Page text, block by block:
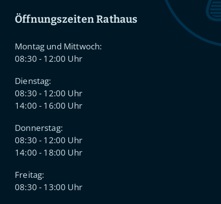
Öffnungszeiten Rathaus
Montag und Mittwoch:
08:30 - 12:00 Uhr
Dienstag:
08:30 - 12:00 Uhr
14:00 - 16:00 Uhr
Donnerstag:
08:30 - 12:00 Uhr
14:00 - 18:00 Uhr
Freitag:
08:30 - 13:00 Uhr